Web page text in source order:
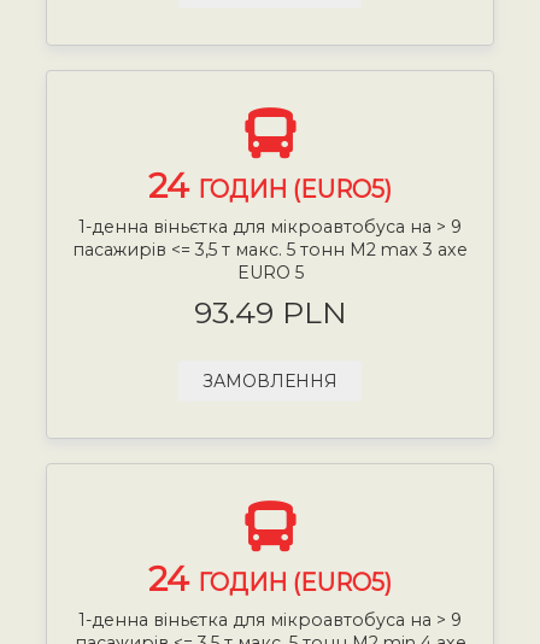
24 ГОДИН (EURO5)
1-денна віньєтка для мікроавтобуса на > 9
пасажирів <= 3,5 т макс. 5 тонн М2 max 3 axe
EURO 5
93.49 PLN
ЗАМОВЛЕННЯ
24 ГОДИН (EURO5)
1-денна віньєтка для мікроавтобуса на > 9